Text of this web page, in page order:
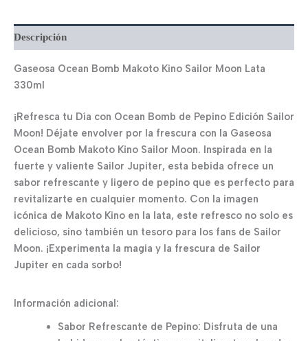
Descripción
Gaseosa Ocean Bomb Makoto Kino Sailor Moon Lata
330ml
¡Refresca tu Día con Ocean Bomb de Pepino Edición Sailor
Moon! Déjate envolver por la frescura con la Gaseosa
Ocean Bomb Makoto Kino Sailor Moon. Inspirada en la
fuerte y valiente Sailor Jupiter, esta bebida ofrece un
sabor refrescante y ligero de pepino que es perfecto para
revitalizarte en cualquier momento. Con la imagen
icónica de Makoto Kino en la lata, este refresco no solo es
delicioso, sino también un tesoro para los fans de Sailor
Moon. ¡Experimenta la magia y la frescura de Sailor
Jupiter en cada sorbo!
Información adicional:
Sabor Refrescante de Pepino: Disfruta de una